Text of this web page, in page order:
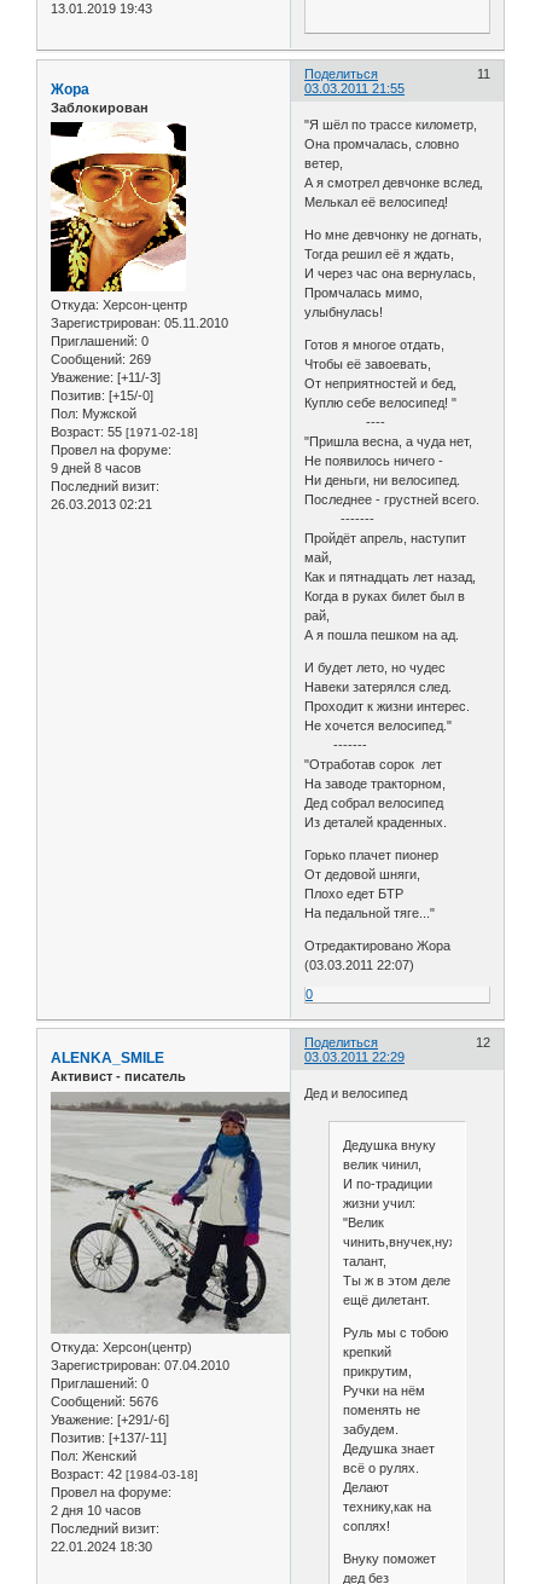
13.01.2019 19:43
Поделиться
11
03.03.2011 21:55
Жора
Заблокирован
Откуда: Херсон-центр
Зарегистрирован: 05.11.2010
Приглашений: 0
Сообщений: 269
Уважение: [+11/-3]
Позитив: [+15/-0]
Пол: Мужской
Возраст: 55 [1971-02-18]
Провел на форуме:
9 дней 8 часов
Последний визит:
26.03.2013 02:21
"Я шёл по трассе километр,
Она промчалась, словно
ветер,
А я смотрел девчонке вслед,
Мелькал её велосипед!
Но мне девчонку не догнать,
Тогда решил её я ждать,
И через час она вернулась,
Промчалась мимо,
улыбнулась!
Готов я многое отдать,
Чтобы её завоевать,
От неприятностей и бед,
Куплю себе велосипед! "
----
"Пришла весна, а чуда нет,
Не появилось ничего -
Ни деньги, ни велосипед.
Последнее - грустней всего.
-------
Пройдёт апрель, наступит
май,
Как и пятнадцать лет назад,
Когда в руках билет был в
рай,
А я пошла пешком на ад.
И будет лето, но чудес
Навеки затерялся след.
Проходит к жизни интерес.
Не хочется велосипед."
-------
"Отработав сорок лет
На заводе тракторном,
Дед собрал велосипед
Из деталей краденных.
Горько плачет пионер
От дедовой шняги,
Плохо едет БТР
На педальной тяге..."
Отредактировано Жора
(03.03.2011 22:07)
0
Поделиться
12
03.03.2011 22:29
ALENKA_SMILE
Активист - писатель
Откуда: Херсон(центр)
Зарегистрирован: 07.04.2010
Приглашений: 0
Сообщений: 5676
Уважение: [+291/-6]
Позитив: [+137/-11]
Пол: Женский
Возраст: 42 [1984-03-18]
Провел на форуме:
2 дня 10 часов
Последний визит:
22.01.2024 18:30
Дед и велосипед
Дедушка внуку
велик чинил,
И по-традиции
жизни учил:
"Велик
чинить,внучек,нужен
талант,
Ты ж в этом деле
ещё дилетант.
Руль мы с тобою
крепкий
прикрутим,
Ручки на нём
поменять не
забудем.
Дедушка знает
всё о рулях.
Делают
технику,как на
соплях!
Внуку поможет
дед без